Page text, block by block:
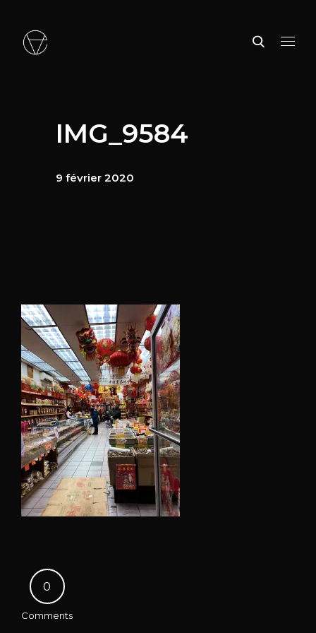
IMG_9584
9 février 2020
0
Comments